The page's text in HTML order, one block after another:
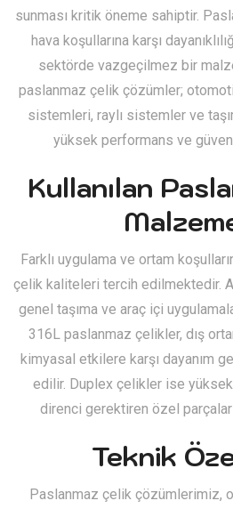
sunması kritik öneme sahiptir.
hava koşullarına karşı
sektörde vazgeçilmez bir
paslanmaz çelik çözümler;
sistemleri, raylı sistemler ve
yüksek performans ve
Kullanılan
Farklı uygulama ve ortam
çelik kaliteleri tercih edilmektedir.
genel taşıma ve araç içi
316L paslanmaz çelikler, dış
kimyasal etkilere karşı dayanım
edilir. Duplex çelikler ise
direnci gerektiren özel parçalar
Teknik
Paslanmaz çelik çözümlerimiz,